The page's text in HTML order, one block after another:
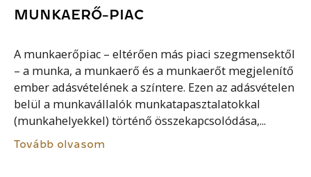
MUNKAERŐ-PIAC
A munkaerőpiac – eltérően más piaci szegmensektől
– a munka, a munkaerő és a munkaerőt megjelenítő
ember adásvételének a színtere. Ezen az adásvételen
belül a munkavállalók munkatapasztalatokkal
(munkahelyekkel) történő összekapcsolódása,...
Tovább olvasom